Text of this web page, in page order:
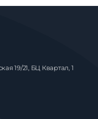
19/21, БЦ Квартал, 1